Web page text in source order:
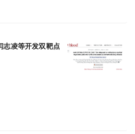
凌等开发双靶点CAR-T“围剿”最难治